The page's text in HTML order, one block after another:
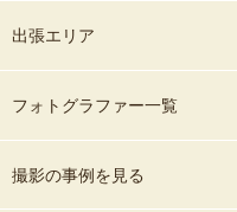
出張エリア
フォトグラファー一覧
撮影の事例を見る